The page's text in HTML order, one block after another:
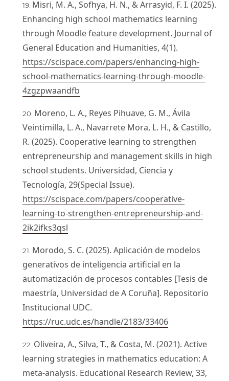
Misri, M. A., Sofhya, H. N., & Arrasyid, F. I. (2025).
Enhancing high school mathematics learning
through Moodle feature development. Journal of
General Education and Humanities, 4(1).
https://scispace.com/papers/enhancing-high-
school-mathematics-learning-through-moodle-
4zgzpwaandfb
Moreno, L. A., Reyes Pihuave, G. M., Ávila
Veintimilla, L. A., Navarrete Mora, L. H., & Castillo,
R. (2025). Cooperative learning to strengthen
entrepreneurship and management skills in high
school students. Universidad, Ciencia y
Tecnología, 29(Special Issue).
https://scispace.com/papers/cooperative-
learning-to-strengthen-entrepreneurship-and-
2ik2ifks3qsl
Morodo, S. C. (2025). Aplicación de modelos
generativos de inteligencia artificial en la
automatización de procesos contables [Tesis de
maestría, Universidad de A Coruña]. Repositorio
Institucional UDC.
https://ruc.udc.es/handle/2183/33406
Oliveira, A., Silva, T., & Costa, M. (2021). Active
learning strategies in mathematics education: A
meta-analysis. Educational Research Review, 33,